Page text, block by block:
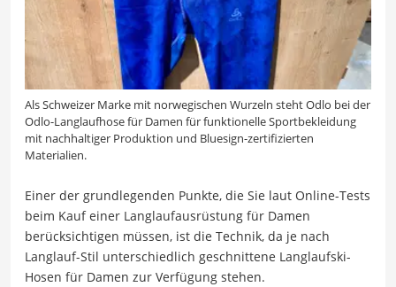
Als Schweizer Marke mit norwegischen Wurzeln steht Odlo bei der
Odlo-Langlaufhose für Damen für funktionelle Sportbekleidung
mit nachhaltiger Produktion und Bluesign-zertifizierten
Materialien.
Einer der grundlegenden Punkte, die Sie laut Online-Tests
beim Kauf einer Langlaufausrüstung für Damen
berücksichtigen müssen, ist die Technik, da je nach
Langlauf-Stil unterschiedlich geschnittene Langlaufski-
Hosen für Damen zur Verfügung stehen.